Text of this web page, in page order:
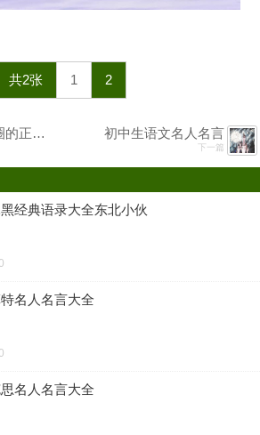
共2张 1 2
适合周末发朋友圈的正能量早安心语 充满正能量的阳光早安句子 初中生语文名人名言
下一篇
经典语录大全东北小伙
名人名言大全
名人名言大全